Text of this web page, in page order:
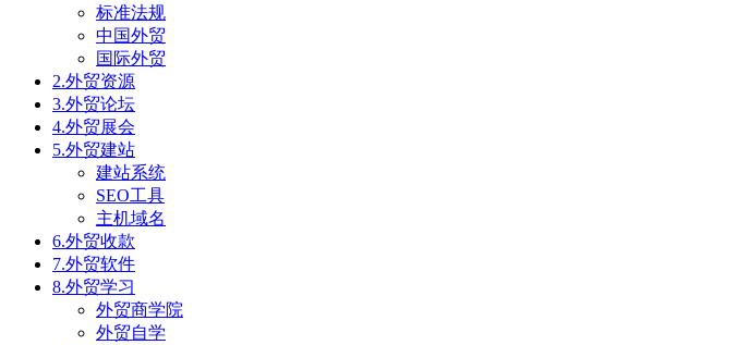
标准法规
中国外贸
国际外贸
2.外贸资源
3.外贸论坛
4.外贸展会
5.外贸建站
建站系统
SEO工具
主机域名
6.外贸收款
7.外贸软件
8.外贸学习
外贸商学院
外贸自学